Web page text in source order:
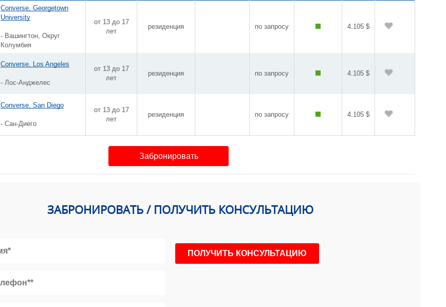
Converse, Georgetown
University
- Вашингтон, Округ
Колумбия
от 13 до 17
лет
резиденция по запросу 4.105 $
Converse, Los Angeles
- Лос-Анджелес
от 13 до 17
лет
резиденция по запросу 4.105 $
Converse, San Diego
- Сан-Диего
от 13 до 17
лет
резиденция по запросу 4.105 $
Забронировать
ЗАБРОНИРОВАТЬ / ПОЛУЧИТЬ КОНСУЛЬТАЦИЮ